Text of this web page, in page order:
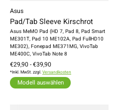
Asus
Pad/Tab Sleeve Kirschrot
Asus MeMO Pad (HD 7, Pad 8, Pad Smart
ME301T, Pad 10 ME102A, Pad FullHD10
ME302), Fonepad ME371MG, VivoTab
ME400C, VivoTab Note 8
€29,90 - €39,90
*Inkl. MwSt. zzgl.Versandkosten
Modell auswählen